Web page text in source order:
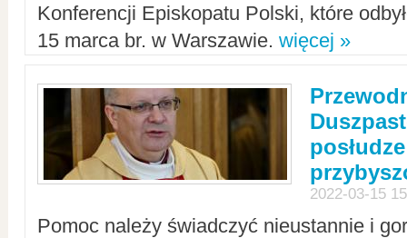
Konferencji Episkopatu Polski, które
15 marca br. w Warszawie. więcej »
2022-03-15
Pomoc należy świadczyć nieustannie i